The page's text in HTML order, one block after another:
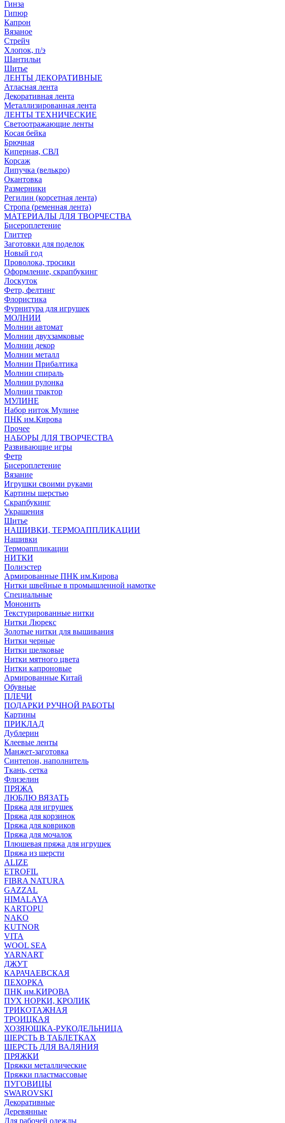
Гинза
Гипюр
Капрон
Вязаное
Стрейч
Хлопок, п/э
Шантильи
Шитье
ЛЕНТЫ ДЕКОРАТИВНЫЕ
Атласная лента
Декоративная лента
Металлизированная лента
ЛЕНТЫ ТЕХНИЧЕСКИЕ
Светоотражающие ленты
Косая бейка
Брючная
Киперная, СВЛ
Корсаж
Липучка (велькро)
Окантовка
Размерники
Регилин (корсетная лента)
Стропа (ременная лента)
МАТЕРИАЛЫ ДЛЯ ТВОРЧЕСТВА
Бисероплетение
Глиттер
Заготовки для поделок
Новый год
Проволока, тросики
Оформление, скрапбукинг
Лоскуток
Фетр, фелтинг
Флористика
Фурнитура для игрушек
МОЛНИИ
Молнии автомат
Молнии двухзамковые
Молнии декор
Молнии металл
Молнии Прибалтика
Молнии спираль
Молнии рулонка
Молнии трактор
МУЛИНЕ
Набор ниток Мулине
ПНК им.Кирова
Прочее
НАБОРЫ ДЛЯ ТВОРЧЕСТВА
Развивающие игры
Фетр
Бисероплетение
Вязание
Игрушки своими руками
Картины шерстью
Скрапбукинг
Украшения
Шитье
НАШИВКИ, ТЕРМОАППЛИКАЦИИ
Нашивки
Термоаппликации
НИТКИ
Полиэстер
Армированные ПНК им.Кирова
Нитки швейные в промышленной намотке
Специальные
Мононить
Текстурированные нитки
Нитки Люрекс
Золотые нитки для вышивания
Нитки черные
Нитки шелковые
Нитки мятного цвета
Нитки капроновые
Армированные Китай
Обувные
ПЛЕЧИ
ПОДАРКИ РУЧНОЙ РАБОТЫ
Картины
ПРИКЛАД
Дублерин
Клеевые ленты
Манжет-заготовка
Синтепон, наполнитель
Ткань, сетка
Флизелин
ПРЯЖА
ЛЮБЛЮ ВЯЗАТЬ
Пряжа для игрушек
Пряжа для корзинок
Пряжа для ковриков
Пряжа для мочалок
Плюшевая пряжа для игрушек
Пряжа из шерсти
ALIZE
ETROFIL
FIBRA NATURA
GAZZAL
HIMALAYA
KARTOPU
NAKO
KUTNOR
VITA
WOOL SEA
YARNART
ДЖУТ
КАРАЧАЕВСКАЯ
ПЕХОРКА
ПНК им.КИРОВА
ПУХ НОРКИ, КРОЛИК
ТРИКОТАЖНАЯ
ТРОИЦКАЯ
ХОЗЯЮШКА-РУКОДЕЛЬНИЦА
ШЕРСТЬ В ТАБЛЕТКАХ
ШЕРСТЬ ДЛЯ ВАЛЯНИЯ
ПРЯЖКИ
Пряжки металлические
Пряжки пластмассовые
ПУГОВИЦЫ
SWAROVSKI
Декоративные
Деревянные
Для рабочей одежды